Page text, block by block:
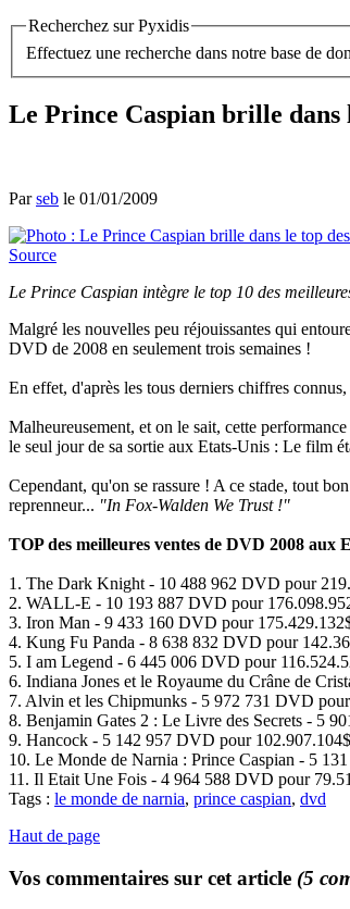
Recherchez sur Pyxidis
Effectuez une recherche dans notre base de
Le Prince Caspian brille dans
Parseb le 01/01/2009
Source
Le Prince Caspian intègre le top 10 des
Malgré les nouvelles peu réjouissantes qui
DVD de 2008 en seulement trois semaines !
En effet, d'après les tous derniers chiffres
Malheureusement, et on le sait, cette
le seul jour de sa sortie aux Etats-Unis : Le film
Cependant, qu'on se rassure ! A ce stade, tout
reprenneur... "In Fox-Walden We Trust !"
TOP des meilleures ventes de DVD 2008 aux
1. The Dark Knight - 10 488 962 DVD pour
2. WALL-E - 10 193 887 DVD pour
3. Iron Man - 9 433 160 DVD pour
4. Kung Fu Panda - 8 638 832 DVD pour
5. I am Legend - 6 445 006 DVD pour
6. Indiana Jones et le Royaume du Crâne de
7. Alvin et les Chipmunks - 5 972 731 DVD
8. Benjamin Gates 2 : Le Livre des Secrets - 5
9. Hancock - 5 142 957 DVD pour 102.907.104$
10. Le Monde de Narnia : Prince Caspian - 5
11. Il Etait Une Fois - 4 964 588 DVD pour
Tags : le monde de narnia, prince caspian, dvd
Haut de page
Vos commentaires sur cet article (5